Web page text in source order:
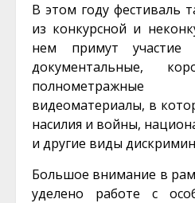
В этом году фестиваль
из конкурсной и
нем примут участие
документальные,
видеоматериалы, в
насилия и войны,
и другие виды
Большое внимание в
уделено работе с